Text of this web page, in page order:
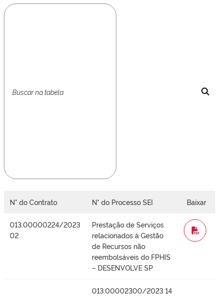
N° do Contrato N° do Processo SEI Baixar
013.00000224/2023
02
Prestação de Serviços
relacionados à Gestão
de Recursos não
reembolsáveis do FPHIS
– DESENVOLVE SP
WORD
013.00002300/2023 14